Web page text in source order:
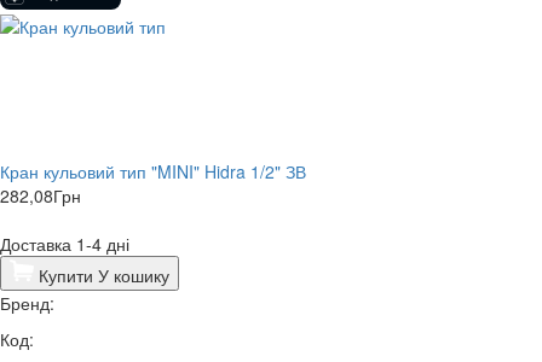
Кран кульовий тип "MINI" Hidra 1/2" ЗВ
282,08Грн
Доставка 1-4 дні
Купити У кошику
Бренд:
Код: